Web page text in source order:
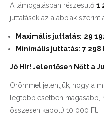
A támogatásban részesülő 1
juttatások az alábbiak szerint
Maximális juttatás: 29
Minimális juttatás: 7 298
Jó Hír! Jelentősen Nőtt a
Örömmel jelentjük, hogy a
legtöbb esetben magasabb,
összesen kapott) 10 000 Ft: